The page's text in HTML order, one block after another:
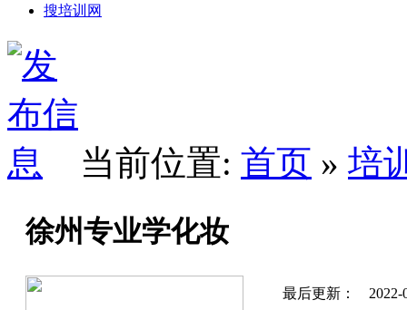
搜培训网
当前位置: 首页 » 培
徐州专业学化妆
最后更新： 2022-